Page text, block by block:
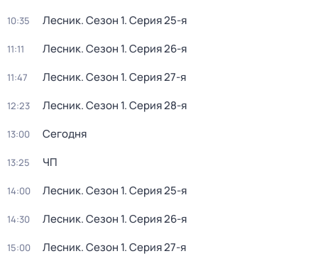
10:35 Лесник. Сезон 1. Серия 25-я
11:11 Лесник. Сезон 1. Серия 26-я
11:47 Лесник. Сезон 1. Серия 27-я
12:23 Лесник. Сезон 1. Серия 28-я
13:00 Сегодня
13:25 ЧП
14:00 Лесник. Сезон 1. Серия 25-я
14:30 Лесник. Сезон 1. Серия 26-я
15:00 Лесник. Сезон 1. Серия 27-я